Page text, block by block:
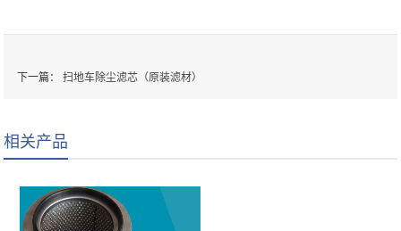
下一篇：扫地车除尘滤芯（原装滤材）
相关产品